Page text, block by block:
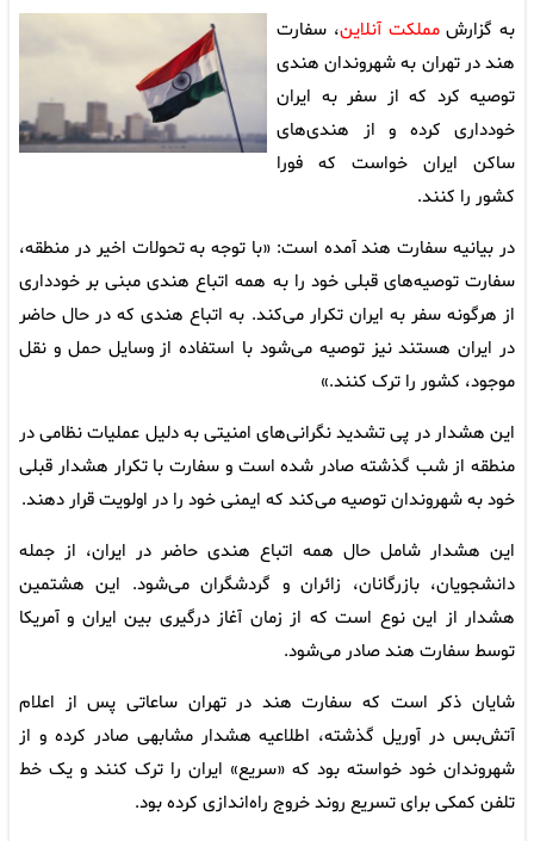
به گزارشمملکت آنلاین، سفارت
هند در تهران به شهروندان هندی
توصیه کرد که از سفر به ایران
خودداری کرده و از هندی‌های
ساکن ایران خواست که فورا
کشور را کنند.
در بیانیه سفارت هند آمده است: «با توجه به تحولات اخیر در منطقه،
سفارت توصیه‌های قبلی خود را به همه اتباع هندی مبنی بر خودداری
از هرگونه سفر به ایران تکرار می‌کند. به اتباع هندی که در حال حاضر
در ایران هستند نیز توصیه می‌شود با استفاده از وسایل حمل و نقل
موجود، کشور را ترک کنند.»
این هشدار در پی تشدید نگرانی‌های امنیتی به دلیل عملیات نظامی در
منطقه از شب گذشته صادر شده است و سفارت با تکرار هشدار قبلی
خود به شهروندان توصیه می‌کند که ایمنی خود را در اولویت قرار دهند.
این هشدار شامل حال همه اتباع هندی حاضر در ایران، از جمله
دانشجویان، بازرگانان، زائران و گردشگران می‌شود. این هشتمین
هشدار از این نوع است که از زمان آغاز درگیری بین ایران و آمریکا
توسط سفارت هند صادر می‌شود.
شایان ذکر است که سفارت هند در تهران ساعاتی پس از اعلام
آتش‌بس در آوریل گذشته، اطلاعیه هشدار مشابهی صادر کرده و از
شهروندان خود خواسته بود که «سریع» ایران را ترک کنند و یک خط
تلفن کمکی برای تسریع روند خروج راه‌اندازی کرده بود.